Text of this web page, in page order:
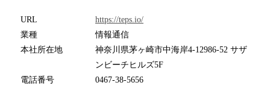
URL
https://teps.io/
業種
情報通信
本社所在地
神奈川県茅ヶ崎市中海岸4-12986-52 サザ
ンビーチヒルズ5F
電話番号
0467-38-5656